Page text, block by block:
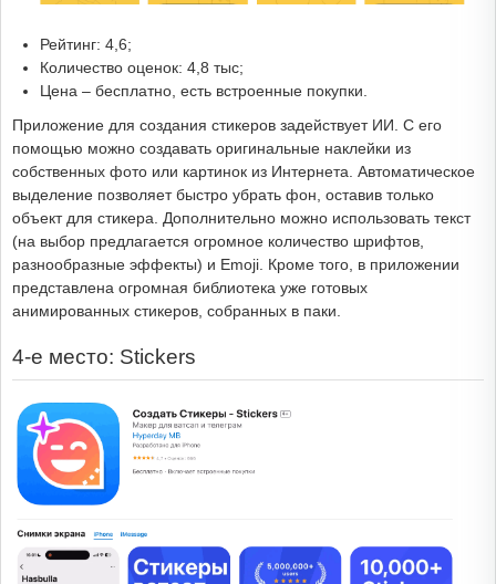
Рейтинг: 4,6;
Количество оценок: 4,8 тыс;
Цена – бесплатно, есть встроенные покупки.
Приложение для создания стикеров задействует ИИ. С его
помощью можно создавать оригинальные наклейки из
собственных фото или картинок из Интернета. Автоматическое
выделение позволяет быстро убрать фон, оставив только
объект для стикера. Дополнительно можно использовать текст
(на выбор предлагается огромное количество шрифтов,
разнообразные эффекты) и Emoji. Кроме того, в приложении
представлена огромная библиотека уже готовых
анимированных стикеров, собранных в паки.
4-е место: Stickers